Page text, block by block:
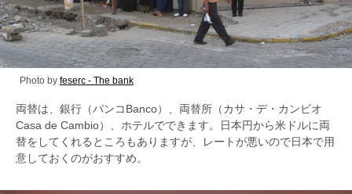
Photo by feserc - The bank
両替は、銀行（バンコBanco）、両替所（カサ・デ・カンビオ
Casa de Cambio）、ホテルでできます。日本円から米ドルに両
替をしてくれるところもありますが、レートが悪いので日本で用
意しておくのがおすすめ。